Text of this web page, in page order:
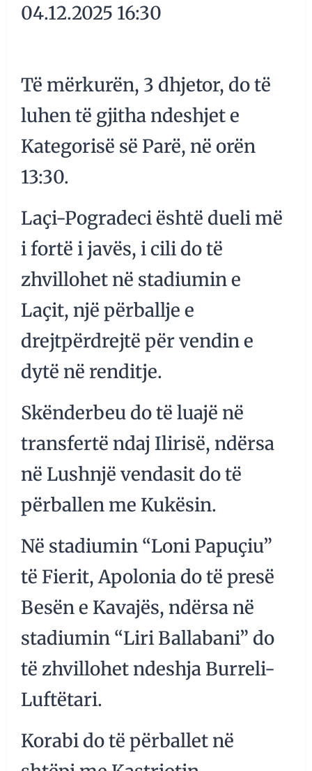
04.12.2025 16:30
Të mërkurën, 3 dhjetor, do të
luhen të gjitha ndeshjet e
Kategorisë së Parë, në orën
13:30.
Laçi-Pogradeci është dueli më
i fortë i javës, i cili do të
zhvillohet në stadiumin e
Laçit, një përballje e
drejtpërdrejtë për vendin e
dytë në renditje.
Skënderbeu do të luajë në
transfertë ndaj Ilirisë, ndërsa
në Lushnjë vendasit do të
përballen me Kukësin.
Në stadiumin “Loni Papuçiu”
të Fierit, Apolonia do të presë
Besën e Kavajës, ndërsa në
stadiumin “Liri Ballabani” do
të zhvillohet ndeshja Burreli-
Luftëtari.
Korabi do të përballet në